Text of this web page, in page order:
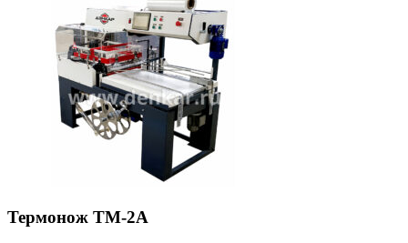
Термонож ТМ-2А